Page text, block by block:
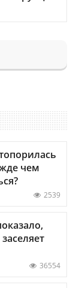
чем
2539
36554